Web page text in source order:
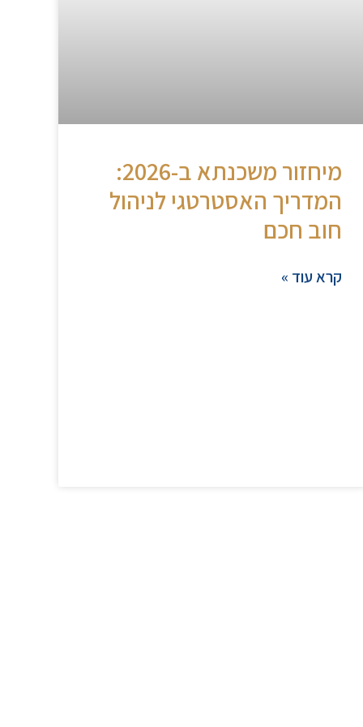
מיחזור משכנתא ב-2026:
המדריך האסטרטגי לניהול
חוב חכם
קרא עוד »